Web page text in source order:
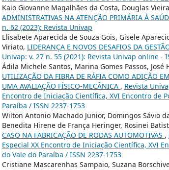
Kaio Giovanne Magalhães da Costa, Douglas
ADMINISTRATIVAS NA ATENÇÃO PRIMÁRIA À
n. 62 (2023): Revista Univap
Elisabete Aparecida de Souza Gois, Gisele
Viriato, LIDERANÇA E NOVOS DESAFIOS DA
Univap: v. 27 n. 55 (2021): Revista Univap online -
Ádila Michele Santos, Marina Gomes Passos,
UTILIZAÇÃO DA FIBRA DE RÁFIA COMO ADIÇÃO
UMA AVALIAÇÃO FÍSICO-MECÂNICA , Revista
Encontro de Iniciação Científica, XVI Encontro de
Paraíba / ISSN 2237-1753
Wilton Antonio Machado Junior, Domingos Sávio
Benedita Hirene de França Heringer, Rosinei
CASO NA FABRICAÇÃO DE RODAS AUTOMOTIVAS ,
Especial XX Encontro de Iniciação Científica, XVI
do Vale do Paraíba / ISSN 2237-1753
Cristiane Mascarenhas Sampaio, Suzana